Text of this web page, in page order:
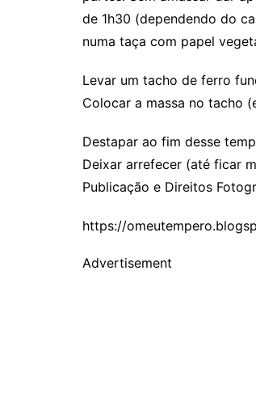
de 1h30 (dependendo do
numa taça com papel
Levar um tacho de ferro
Colocar a massa no tacho
Destapar ao fim desse
Deixar arrefecer (até ficar
Publicação e Direitos
https://
Advertisement